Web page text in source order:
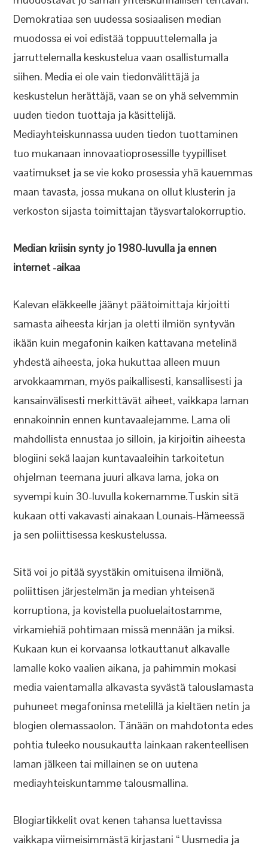
Demokratiaa sen uudessa sosiaalisen median
muodossa ei voi edistää toppuuttelemalla ja
jarruttelemalla keskustelua vaan osallistumalla
siihen. Media ei ole vain tiedonvälittäjä ja
keskustelun herättäjä, vaan se on yhä selvemmin
uuden tiedon tuottaja ja käsittelijä.
Mediayhteiskunnassa uuden tiedon tuottaminen
tuo mukanaan innovaatioprosessille tyypilliset
vaatimukset ja se vie koko prosessia yhä kauemmas
maan tavasta, jossa mukana on ollut klusterin ja
verkoston sijasta toimittajan täysvartalokorruptio.
Median kriisin synty jo 1980-luvulla ja ennen
internet -aikaa
Kalevan eläkkeelle jäänyt päätoimittaja kirjoitti
samasta aiheesta kirjan ja oletti ilmiön syntyvän
ikään kuin megafonin kaiken kattavana metelinä
yhdestä aiheesta, joka hukuttaa alleen muun
arvokkaamman, myös paikallisesti, kansallisesti ja
kansainvälisesti merkittävät aiheet, vaikkapa laman
ennakoinnin ennen kuntavaalejamme. Lama oli
mahdollista ennustaa jo silloin, ja kirjoitin aiheesta
blogiini sekä laajan kuntavaaleihin tarkoitetun
ohjelman teemana juuri alkava lama, joka on
syvempi kuin 30-luvulla kokemamme.Tuskin sitä
kukaan otti vakavasti ainakaan Lounais-Hämeessä
ja sen poliittisessa keskustelussa.
Sitä voi jo pitää syystäkin omituisena ilmiönä,
poliittisen järjestelmän ja median yhteisenä
korruptiona, ja kovistella puoluelaitostamme,
virkamiehiä pohtimaan missä mennään ja miksi.
Kukaan kun ei korvaansa lotkauttanut alkavalle
lamalle koko vaalien aikana, ja pahimmin mokasi
media vaientamalla alkavasta syvästä talouslamasta
puhuneet megafoninsa metelillä ja kieltäen netin ja
blogien olemassaolon. Tänään on mahdotonta edes
pohtia tuleeko nousukautta lainkaan rakenteellisen
laman jälkeen tai millainen se on uutena
mediayhteiskuntamme talousmallina.
Blogiartikkelit ovat kenen tahansa luettavissa
vaikkapa viimeisimmästä kirjastani “ Uusmedia ja